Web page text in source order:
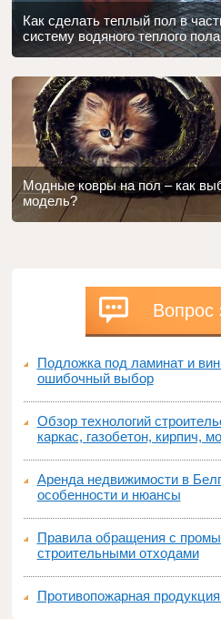
Как сделать теплый пол в
систему водяного теплого пола
Модные ковры на пол – как
модель?
Вопрос
Подложка под ламинат и
ошибочный выбор
Обзор технологий
каркас, газобетон, кирпич,
Аренда недвижимости в
особенности и нюансы
Правила обращения с
строительными отходами
Противопожарная